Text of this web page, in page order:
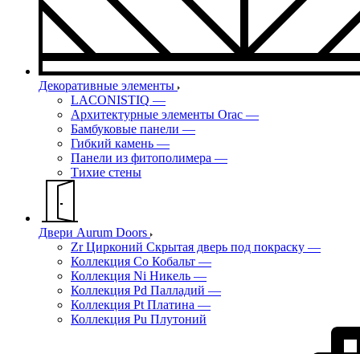
Декоративные элементы
LACONISTIQ —
Архитектурные элементы Orac —
Бамбуковые панели —
Гибкий камень —
Панели из фитополимера —
Тихие стены
Двери Aurum Doors
Zr Цирконий Скрытая дверь под покраску —
Коллекция Co Кобальт —
Коллекция Ni Никель —
Коллекция Pd Палладий —
Коллекция Pt Платина —
Коллекция Pu Плутоний